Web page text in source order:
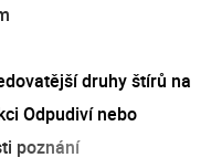
druhy štírů na
Odpudiví nebo
poznání